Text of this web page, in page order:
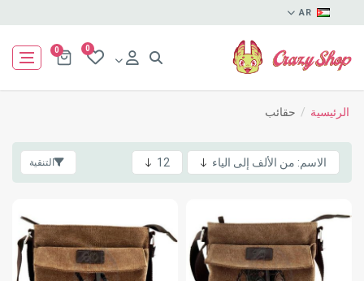
AR
0
0
الرئيسية / حقائب
التنقية